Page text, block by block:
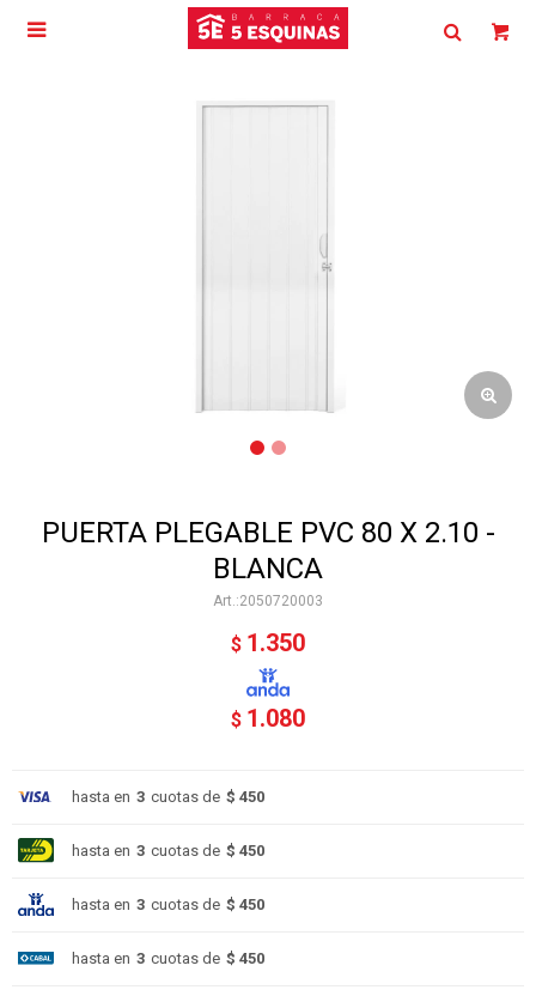

PUERTA PLEGABLE PVC 80 X 2.10 -
BLANCA
2050720003
$ 1.350
$ 1.080
hasta en 3 cuotas de $ 450
hasta en 3 cuotas de $ 450
hasta en 3 cuotas de $ 450
hasta en 3 cuotas de $ 450